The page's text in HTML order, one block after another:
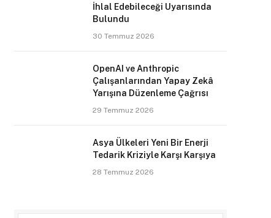
İhlal Edebileceği Uyarısında
Bulundu
30 Temmuz 2026
OpenAI ve Anthropic
Çalışanlarından Yapay Zekâ
Yarışına Düzenleme Çağrısı
29 Temmuz 2026
Asya Ülkeleri Yeni Bir Enerji
Tedarik Kriziyle Karşı Karşıya
28 Temmuz 2026